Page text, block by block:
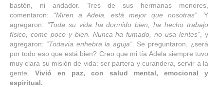
bastón, ni andador. Tres de sus hermanas menores,
comentaron: “Miren a Adela, está mejor que nosotras” . Y
agregaron: “Toda su vida ha dormido bien, ha hecho trabajo
físico, come poco y bien. Nunca ha fumado, no usa lentes” , y
agregaron: “Todavía enhebra la aguja”. Se preguntaron, ¿será
por todo eso que está bien? Creo que mi tía Adela siempre tuvo
muy clara su misión de vida: ser partera y curandera, servir a la
gente. Vivió en paz, con salud mental, emocional y
espiritual.